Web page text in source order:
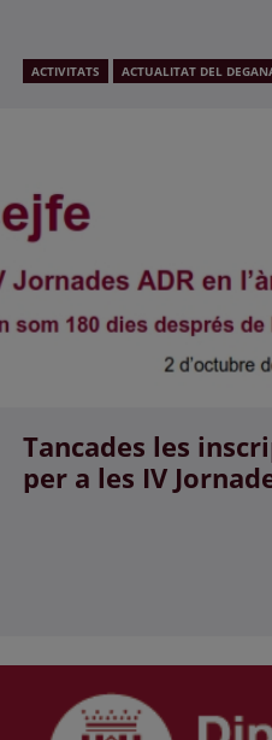
ACTIVITATS ACTUALITAT DEL
Tancades les
per a les IV